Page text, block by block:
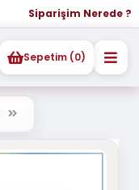
Siparişim Nerede ?
Sepetim (0)